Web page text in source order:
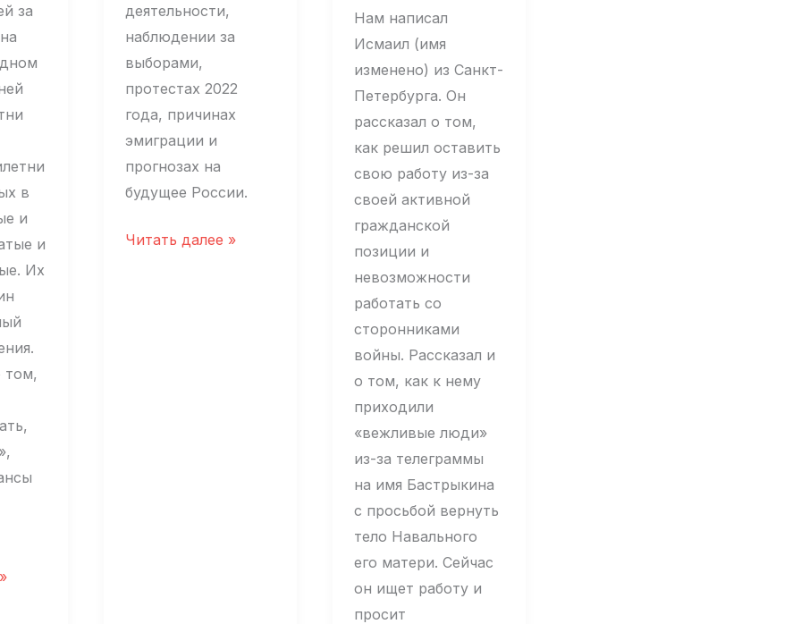
за
в
и
и
Их
том,
деятельности,
наблюдении за
выборами,
протестах 2022
года, причинах
эмиграции и
прогнозах на
будущее России.
Виталий
Читать далее »
Нам написал
Исмаил (имя
изменено) из Санкт-
Петербурга. Он
рассказал о том,
как решил оставить
свою работу из-за
своей активной
гражданской
позиции и
невозможности
работать со
сторонниками
войны. Рассказал и
о том, как к нему
приходили
«вежливые люди»
из-за телеграммы
на имя Бастрыкина
с просьбой вернуть
тело Навального
его матери. Сейчас
он ищет работу и
просит